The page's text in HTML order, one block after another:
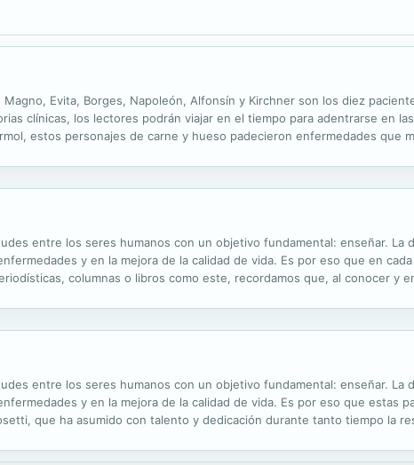
Evita, Borges, Napoleón, Alfonsín y Kirchner son los diez
clínicas, los lectores podrán viajar en el tiempo para adentrarse en
estos personajes de carne y hueso padecieron enfermedades que
entre los seres humanos con un objetivo fundamental: enseñar. La
y en la mejora de la calidad de vida. Es por eso que en
columnas o libros como este, recordamos que, al conocer y
entre los seres humanos con un objetivo fundamental: enseñar. La
y en la mejora de la calidad de vida. Es por eso que estas
que ha asumido con talento y dedicación durante tanto tiempo la